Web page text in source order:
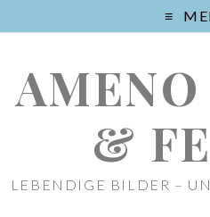
&
LEBENDIGE BILDER –